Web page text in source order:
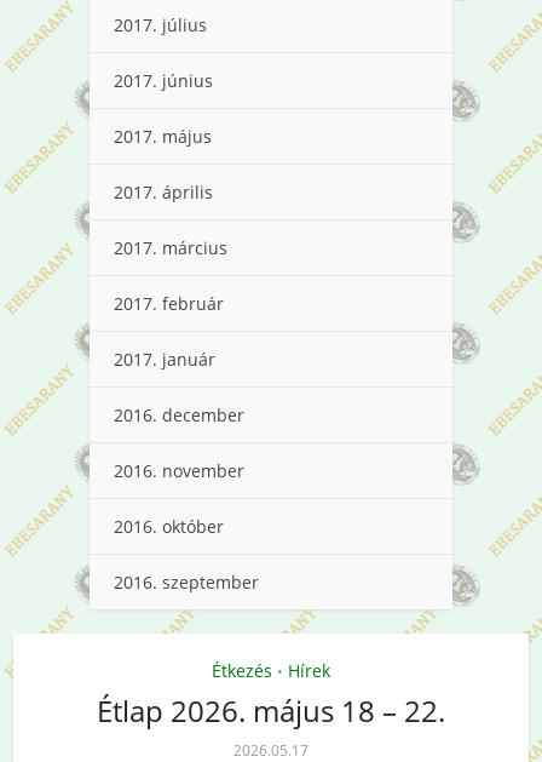
2017. július
2017. június
2017. május
2017. április
2017. március
2017. február
2017. január
2016. december
2016. november
2016. október
2016. szeptember
Étkezés • Hírek
Étlap 2026. május 18 – 22.
2026.05.17